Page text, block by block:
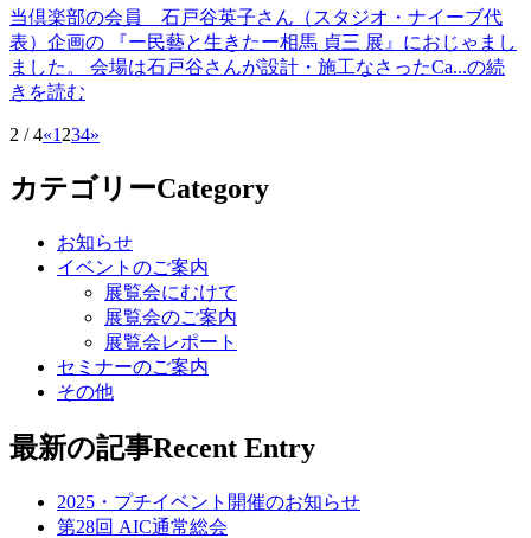
当倶楽部の会員 石戸谷英子さん（スタジオ・ナイーブ代
表）企画の 『ー民藝と生きたー相馬 貞三 展』におじゃまし
ました。 会場は石戸谷さんが設計・施工なさったCa...の続
きを読む
2 / 4«1 234»
カテゴリーCategory
お知らせ
イベントのご案内
展覧会にむけて
展覧会のご案内
展覧会レポート
セミナーのご案内
その他
最新の記事Recent Entry
2025・プチイベント開催のお知らせ
第28回 AIC通常総会